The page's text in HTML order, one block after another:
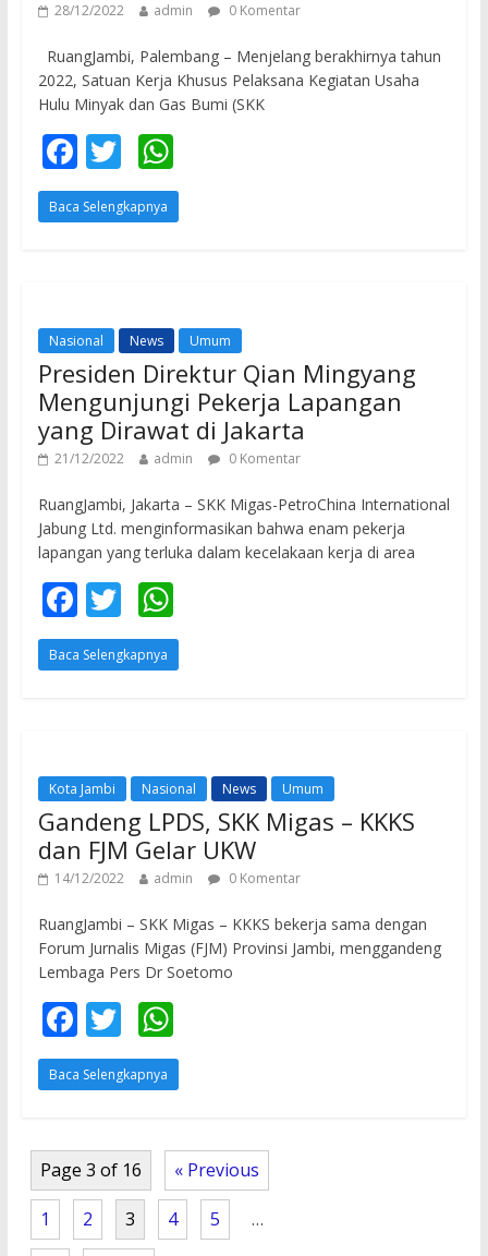
28/12/2022 admin 0 Komentar
RuangJambi, Palembang – Menjelang berakhirnya tahun
2022, Satuan Kerja Khusus Pelaksana Kegiatan Usaha
Hulu Minyak dan Gas Bumi (SKK
F
ac
e
o
k
T
w
itt
W
h
at
p
p
Baca Selengkapnya
Nasional News Umum
Presiden Direktur Qian Mingyang
Mengunjungi Pekerja Lapangan
yang Dirawat di Jakarta
21/12/2022 admin 0 Komentar
RuangJambi, Jakarta – SKK Migas-PetroChina International
Jabung Ltd. menginformasikan bahwa enam pekerja
lapangan yang terluka dalam kecelakaan kerja di area
F
ac
e
o
k
T
w
itt
W
h
at
p
p
Baca Selengkapnya
Kota Jambi Nasional News Umum
Gandeng LPDS, SKK Migas – KKKS
dan FJM Gelar UKW
14/12/2022 admin 0 Komentar
RuangJambi – SKK Migas – KKKS bekerja sama dengan
Forum Jurnalis Migas (FJM) Provinsi Jambi, menggandeng
Lembaga Pers Dr Soetomo
F
ac
e
o
o
k
T
w
itt
W
h
at
A
p
p
Baca Selengkapnya
Page 3 of 16 « Previous
1 2 3 4 5 …